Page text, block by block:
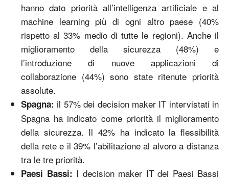
hanno dato priorità all’intelligenza artificiale e al
machine learning più di ogni altro paese (40%
rispetto al 33% medio di tutte le regioni). Anche il
miglioramento della sicurezza (48%) e
l’introduzione di nuove applicazioni di
collaborazione (44%) sono state ritenute priorità
assolute.
Spagna: il 57% dei decision maker IT intervistati in
Spagna ha indicato come priorità il miglioramento
della sicurezza. Il 42% ha indicato la flessibilità
della rete e il 39% l’abilitazione al alvoro a distanza
tra le tre priorità.
Paesi Bassi: I decision maker IT dei Paesi Bassi